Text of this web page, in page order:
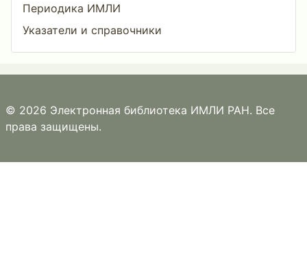
Периодика ИМЛИ
Указатели и справочники
© 2026 Электронная библиотека ИМЛИ РАН. Все
права защищены.